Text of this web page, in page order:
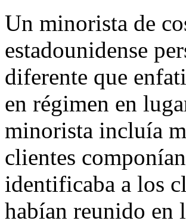
Un minorista de
estadounidense
diferente que
en régimen en
minorista incluía
clientes
identificaba a los
habían reunido en